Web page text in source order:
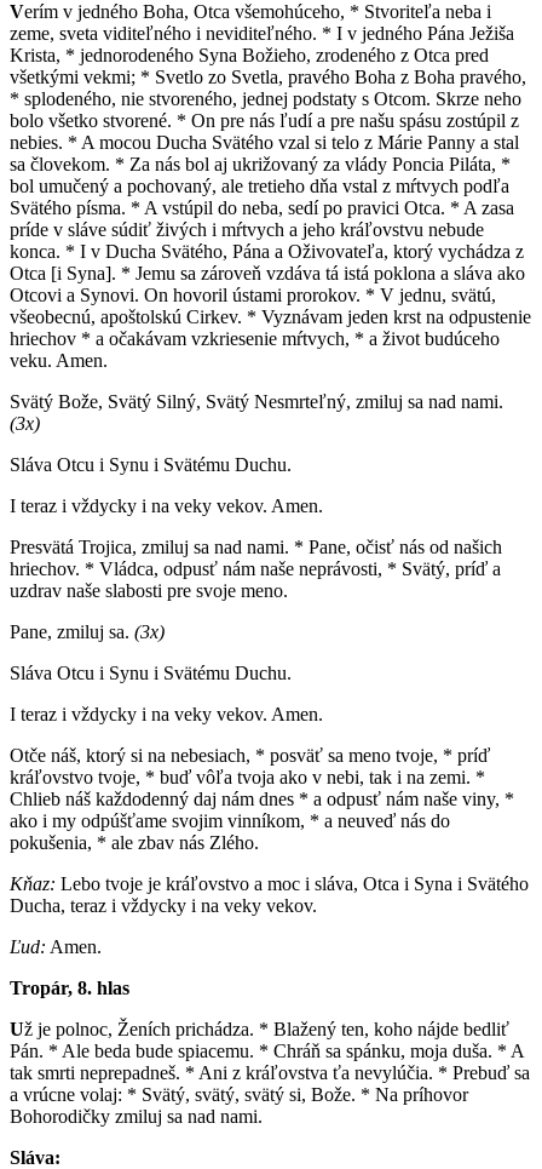
Verím v jedného Boha, Otca všemohúceho, * Stvoriteľa neba i
zeme, sveta viditeľného i neviditeľného. * I v jedného Pána Ježiša
Krista, * jednorodeného Syna Božieho, zrodeného z Otca pred
všetkými vekmi; * Svetlo zo Svetla, pravého Boha z Boha pravého,
* splodeného, nie stvoreného, jednej podstaty s Otcom. Skrze neho
bolo všetko stvorené. * On pre nás ľudí a pre našu spásu zostúpil z
nebies. * A mocou Ducha Svätého vzal si telo z Márie Panny a stal
sa človekom. * Za nás bol aj ukrižovaný za vlády Poncia Piláta, *
bol umučený a pochovaný, ale tretieho dňa vstal z mŕtvych podľa
Svätého písma. * A vstúpil do neba, sedí po pravici Otca. * A zasa
príde v sláve súdiť živých i mŕtvych a jeho kráľovstvu nebude
konca. * I v Ducha Svätého, Pána a Oživovateľa, ktorý vychádza z
Otca [i Syna]. * Jemu sa zároveň vzdáva tá istá poklona a sláva ako
Otcovi a Synovi. On hovoril ústami prorokov. * V jednu, svätú,
všeobecnú, apoštolskú Cirkev. * Vyznávam jeden krst na odpustenie
hriechov * a očakávam vzkriesenie mŕtvych, * a život budúceho
veku. Amen.
Svätý Bože, Svätý Silný, Svätý Nesmrteľný, zmiluj sa nad nami.
(3x)
Sláva Otcu i Synu i Svätému Duchu.
I teraz i vždycky i na veky vekov. Amen.
Presvätá Trojica, zmiluj sa nad nami. * Pane, očisť nás od našich
hriechov. * Vládca, odpusť nám naše neprávosti, * Svätý, príď a
uzdrav naše slabosti pre svoje meno.
Pane, zmiluj sa. (3x)
Sláva Otcu i Synu i Svätému Duchu.
I teraz i vždycky i na veky vekov. Amen.
Otče náš, ktorý si na nebesiach, * posväť sa meno tvoje, * príď
kráľovstvo tvoje, * buď vôľa tvoja ako v nebi, tak i na zemi. *
Chlieb náš každodenný daj nám dnes * a odpusť nám naše viny, *
ako i my odpúšťame svojim vinníkom, * a neuveď nás do
pokušenia, * ale zbav nás Zlého.
Kňaz: Lebo tvoje je kráľovstvo a moc i sláva, Otca i Syna i Svätého
Ducha, teraz i vždycky i na veky vekov.
Ľud: Amen.
Tropár, 8. hlas
Už je polnoc, Ženích prichádza. * Blažený ten, koho nájde bedliť
Pán. * Ale beda bude spiacemu. * Chráň sa spánku, moja duša. * A
tak smrti neprepadneš. * Ani z kráľovstva ťa nevylúčia. * Prebuď sa
a vrúcne volaj: * Svätý, svätý, svätý si, Bože. * Na príhovor
Bohorodičky zmiluj sa nad nami.
Sláva: